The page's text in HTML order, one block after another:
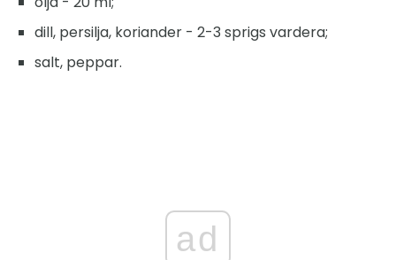
dill, persilja, koriander - 2-3 sprigs vardera;
salt, peppar.
ad